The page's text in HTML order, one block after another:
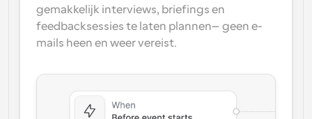
gemakkelijk interviews, briefings en
feedbacksessies te laten plannen—geen e-
mails heen en weer vereist.